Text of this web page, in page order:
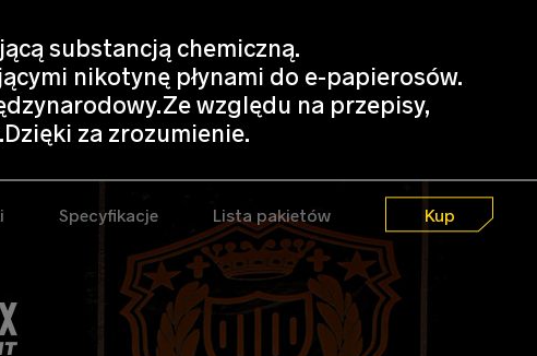
substancją chemiczną.
nikotynę płynami do e-papierosów.
względu na przepisy,
za zrozumienie.
Specyfikacje Lista pakietów Kup